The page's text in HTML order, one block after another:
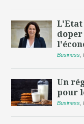
doper
Business ,
Un
pour
Business ,